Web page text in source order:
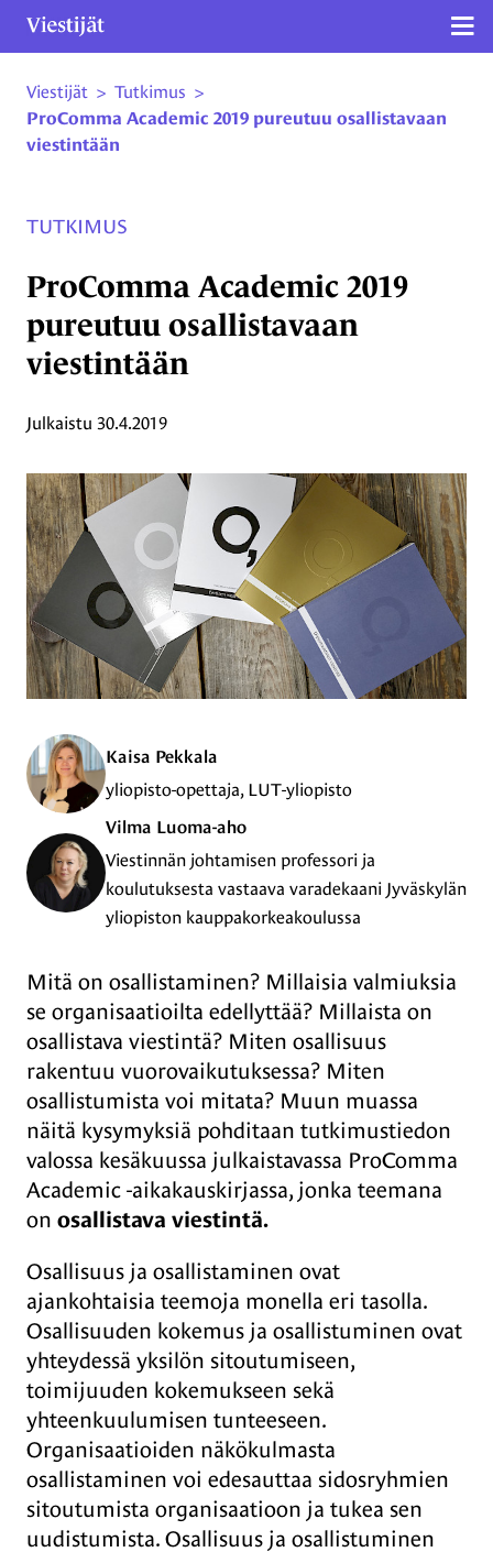
Siirry sivun sisältöön
Viestijät > Tutkimus >
ProComma Academic 2019 pureutuu osallistavaan
viestintään
ProComma Academic 2019
pureutuu osallistavaan
viestintään
TUTKIMUS
Julkaistu 30.4.2019
Kaisa Pekkala
yliopisto-opettaja, LUT-yliopisto
Vilma Luoma-aho
Viestinnän johtamisen professori ja
koulutuksesta vastaava varadekaani Jyväskylän
yliopiston kauppakorkeakoulussa
Mitä on osallistaminen? Millaisia valmiuksia
se organisaatioilta edellyttää? Millaista on
osallistava viestintä? Miten osallisuus
rakentuu vuorovaikutuksessa? Miten
osallistumista voi mitata? Muun muassa
näitä kysymyksiä pohditaan tutkimustiedon
valossa kesäkuussa julkaistavassa ProComma
Academic -aikakauskirjassa, jonka teemana
on osallistava viestintä.
Osallisuus ja osallistaminen ovat
ajankohtaisia teemoja monella eri tasolla.
Osallisuuden kokemus ja osallistuminen ovat
yhteydessä yksilön sitoutumiseen,
toimijuuden kokemukseen sekä
yhteenkuulumisen tunteeseen.
Organisaatioiden näkökulmasta
osallistaminen voi edesauttaa sidosryhmien
sitoutumista organisaatioon ja tukea sen
uudistumista. Osallisuus ja osallistuminen